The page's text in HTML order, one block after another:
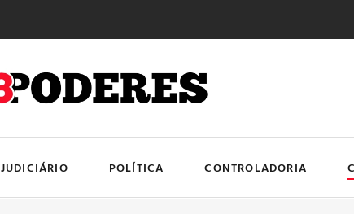
JUDICIÁRIO POLÍTICA CONTROLADORIA